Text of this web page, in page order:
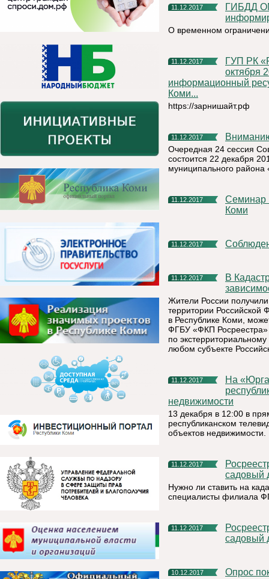
11.12.2017
ГИБДД ОМВД России по Княжпогостскому району
О временном
11.12.2017
ГУП РК «РП «Бизнес - Инкубатор» информирует, что с
октября
информационный
Коми...
https://зарнишайт.рф
11.12.2017
Очередная 24 сессия
состоится 22 декабря
муниципального района
11.12.2017
Семинар в с. Серегово Княжпогосткий район Республика
Коми
11.12.2017
11.12.2017
В Кадастровой палате можно подать заявление на учет вне
Жители России
территории Российской
в Республике Коми,
ФГБУ «ФКП Росреестра»
по
любом субъекте
11.12.2017
На «Юргане» расскажут и ответят на вопросы жителей
недвижимости
13 декабря в 12:00 в
республиканском
объектов недвижимости.
11.12.2017
Росреестр разъясняет: как поставить на кадастровый учет
садовый
Нужно ли ставить на
специалисты филиала
11.12.2017
Росреестр разъясняет: как поставить на кадастровый учет
садовый
10.12.2017
Опрос показал, кому из политиков россияне доверяют